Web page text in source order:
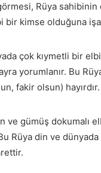
görmesi, Rüya
bir kimse olduğuna
çok kıymetli bir
yorumlanır. Bu
fakir olsun)
ve gümüş dokumalı
Rüya din ve